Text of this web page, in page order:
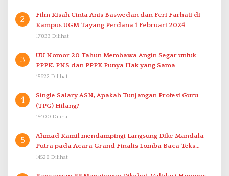
2
Film Kisah Cinta Anis Baswedan dan Feri Farhati di
Kampus UGM Tayang Perdana 1 Februari 2024
17833 Dilihat
3
UU Nomor 20 Tahun Membawa Angin Segar untuk
PPPK. PNS dan PPPK Punya Hak yang Sama
15622 Dilihat
4
Single Salary ASN, Apakah Tunjangan Profesi Guru
(TPG) Hilang?
15400 Dilihat
5
Ahmad Kamil mendampingi Langsung Dike Mandala
Putra pada Acara Grand Finalis Lomba Baca Teks
Proklamasi Mirip Bung Karno di Bali
14528 Dilihat